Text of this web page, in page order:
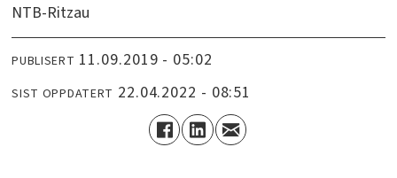
NTB-Ritzau
PUBLISERT 11.09.2019 - 05:02
SIST OPPDATERT 22.04.2022 - 08:51